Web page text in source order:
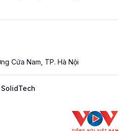
Cửa Nam, TP. Hà Nội